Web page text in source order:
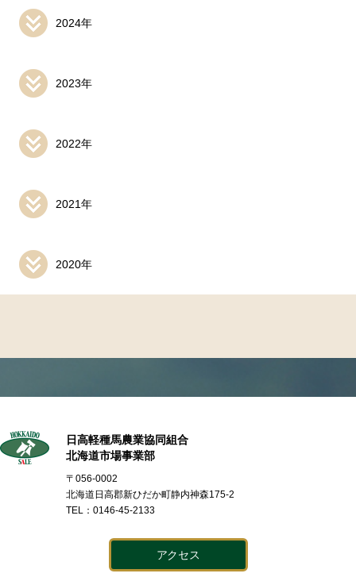
2024年
2023年
2022年
2021年
2020年
日高軽種馬農業協同組合
北海道市場事業部
〒056-0002
北海道日高郡新ひだか町静内神森175-2
TEL：0146-45-2133
アクセス